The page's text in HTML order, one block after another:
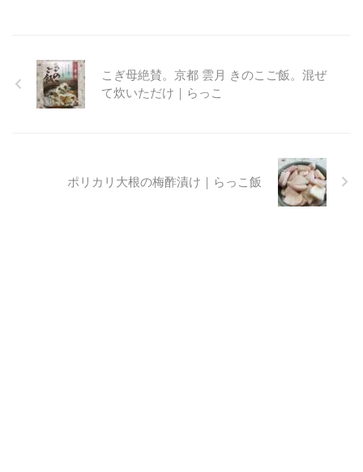
こぎ母絶賛。京都 雲月 きのこご飯。混ぜ
て炊いただけ｜らっこ
ポリカリ大根の梅酢漬け｜らっこ飯